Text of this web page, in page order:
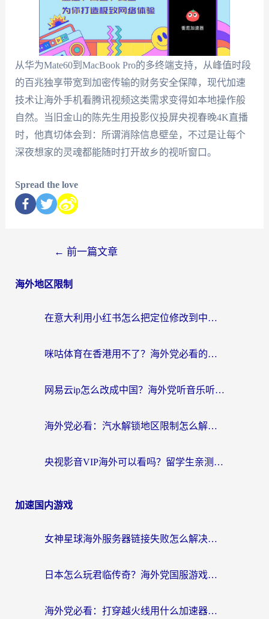
从华为Mate60到MacBook Pro的多终端支持，从峰值时段
的百兆独享带宽到加密传输的财务安全保障，现代加速
技术让海外手机看腾讯视频这类需求变得如本地操作般
自然。当旧金山的陈先生用投影仪投屏央视春晚4K直播
时，他真切体会到：所谓消除信息壁垒，不过是让每个
深夜想家的灵魂都能随时打开故乡的视听窗口。
Spread the love
← 前一篇文章
海外地区限制
在意大利用小红书怎么把定位修改到中国国内？3个实用技巧+1个靠谱工具帮你搞定
咪咕体育在香港用不了？海外党必看的回国加速器选择指南（附3个真实场景解决方案）
网易云ip怎么改成中国？海外党听音乐听书的无痛解决方案
海外党必看：汽水解锁地区限制怎么解除？3招解决国内影音&生活服务难题
央视影音VIP海外可以看吗？留学生亲测有效的回国加速器选择指南
加速国内游戏
女神星球海外服务器链接失败怎么解决？海外党国服游戏加速避坑指南
日本怎么玩君临传奇？海外党国服游戏加速避坑指南（附菲律宾欧洲玩家实测）
海外党必看：打穿越火线用什么加速器？解决延迟卡顿，还能玩奇妙拼图世界和第五人格